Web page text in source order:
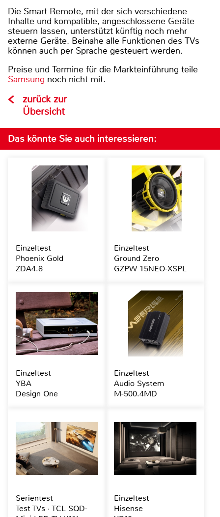
Die Smart Remote, mit der sich verschiedene
Inhalte und kompatible, angeschlossene Geräte
steuern lassen, unterstützt künftig noch mehr
externe Geräte. Beinahe alle Funktionen des TVs
können auch per Sprache gesteuert werden.
Preise und Termine für die Markteinführung teile
Samsung noch nicht mit.
zurück zur
Übersicht
Das könnte Sie auch interessieren:
Einzeltest
Phoenix Gold
ZDA4.8
Einzeltest
Ground Zero
GZPW 15NEO-XSPL
Einzeltest
YBA
Design One
Einzeltest
Audio System
M-500.4MD
Serientest
Test TVs · TCL SQD-
Einzeltest
Hisense